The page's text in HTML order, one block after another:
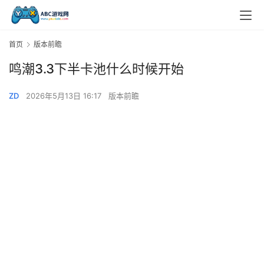
首页 版本前瞻
鸣潮3.3下半卡池什么时候开始
ZD 2026年5月13日 16:17 版本前瞻